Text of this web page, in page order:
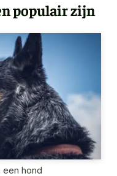
populair zijn
een hond